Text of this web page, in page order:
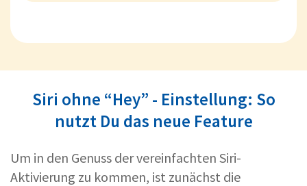
Siri ohne “Hey” - Einstellung: So
nutzt Du das neue Feature
Um in den Genuss der vereinfachten Siri-
Aktivierung zu kommen, ist zunächst die